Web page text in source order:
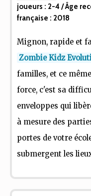
joueurs : 2-4 / Âge
française : 2018
Mignon, rapide et
Zombie Kidz
familles, et ce
force, c'est sa
enveloppes qui
à mesure des
portes de votre
submergent les